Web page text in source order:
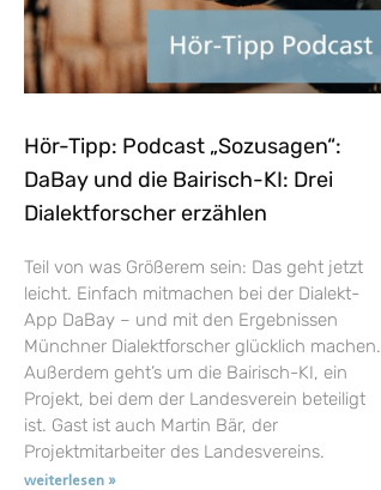
Hör-Tipp: Podcast „Sozusagen“:
DaBay und die Bairisch-KI: Drei
Dialektforscher erzählen
Teil von was Größerem sein: Das geht jetzt
leicht. Einfach mitmachen bei der Dialekt-
App DaBay – und mit den Ergebnissen
Münchner Dialektforscher glücklich machen.
Außerdem geht’s um die Bairisch-KI, ein
Projekt, bei dem der Landesverein beteiligt
ist. Gast ist auch Martin Bär, der
Projektmitarbeiter des Landesvereins.
weiterlesen »